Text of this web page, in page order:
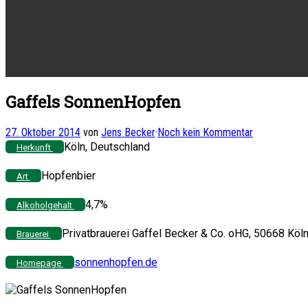
Gaffels SonnenHopfen
27. Oktober 2014 von Jens Becker· Noch kein Kommentar
Herkunft Köln, Deutschland
Art Hopfenbier
Alkoholgehalt 4,7%
Brauerei Privatbrauerei Gaffel Becker & Co. oHG, 50668 Köln
Homepage sonnenhopfen.de